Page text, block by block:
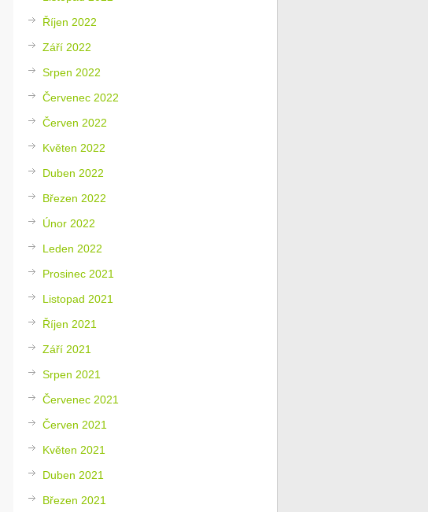
Říjen 2022
Září 2022
Srpen 2022
Červenec 2022
Červen 2022
Květen 2022
Duben 2022
Březen 2022
Únor 2022
Leden 2022
Prosinec 2021
Listopad 2021
Říjen 2021
Září 2021
Srpen 2021
Červenec 2021
Červen 2021
Květen 2021
Duben 2021
Březen 2021